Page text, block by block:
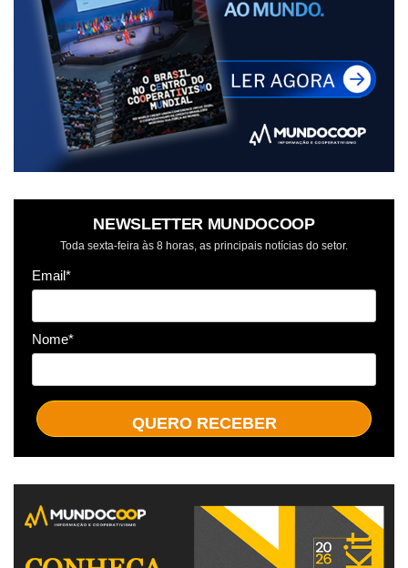
NEWSLETTER MUNDOCOOP
Toda sexta-feira às 8 horas, as principais notícias do setor.
Email*
Nome*
QUERO RECEBER